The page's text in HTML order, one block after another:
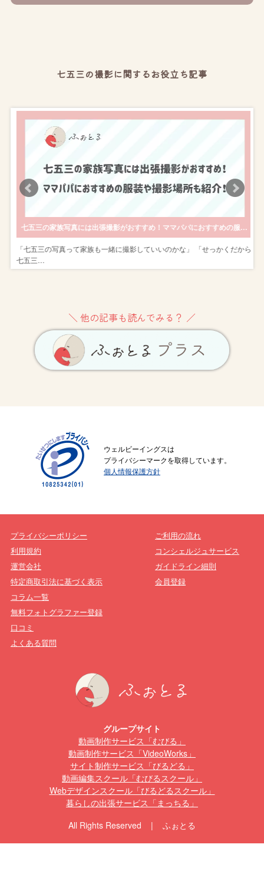
七五三の撮影に関するお役立ち記事
七五三の家族写真には出張撮影がおすすめ！ママパパにおすすめの服装や撮影場所も紹介！
「七五三の写真って家族も一緒に撮影していいのかな」 「せっかくだから
七五三…
＼ 他の記事も読んでみる？ ／
ウェルビーイングスは
プライバシーマークを取得しています。
個人情報保護方針
プライバシーポリシー
利用規約
運営会社
特定商取引法に基づく表示
ご利用の流れ
コンシェルジュサービス
ガイドライン細則
会員登録
コラム一覧
無料フォトグラファー登録
口コミ
よくある質問
グループサイト
動画制作サービス「むびる」
動画制作サービス「VideoWorks」
サイト制作サービス「びるどる」
動画編集スクール「むびるスクール」
Webデザインスクール「びるどるスクール」
暮らしの出張サービス「まっちる」
All Rights Reserved | ふぉとる